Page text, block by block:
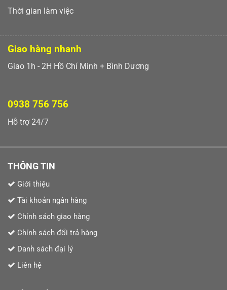
Thời gian làm việc
Giao hàng nhanh
Giao 1h - 2H Hồ Chí Minh + Bình Dương
0938 756 756
Hỗ trợ 24/7
THÔNG TIN
Giới thiệu
Tài khoản ngân hàng
Chính sách giao hàng
Chính sách đổi trả hàng
Danh sách đại lý
Liên hệ